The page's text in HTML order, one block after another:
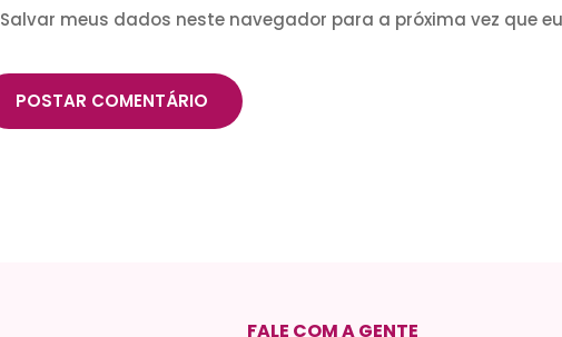
Salvar meus dados neste navegador para a próxima vez que
FALE COM A GENTE